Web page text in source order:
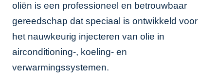
oliën is een professioneel en betrouwbaar
gereedschap dat speciaal is ontwikkeld voor
het nauwkeurig injecteren van olie in
airconditioning-, koeling- en
verwarmingssystemen.